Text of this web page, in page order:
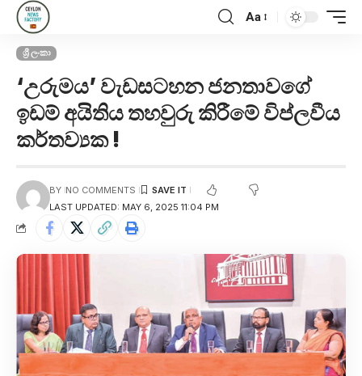
Aa
ශ්‍රී ලංකා
‘උරුමය’ වැඩසටහන ජනතාවගේ
ඉඩම් අයිතිය තහවුරු කිරීමේ විප්ලවීය
කර්තව්‍යක !
LAST UPDATED: MAY 6, 2025 11:04 PM
BY NO COMMENTS